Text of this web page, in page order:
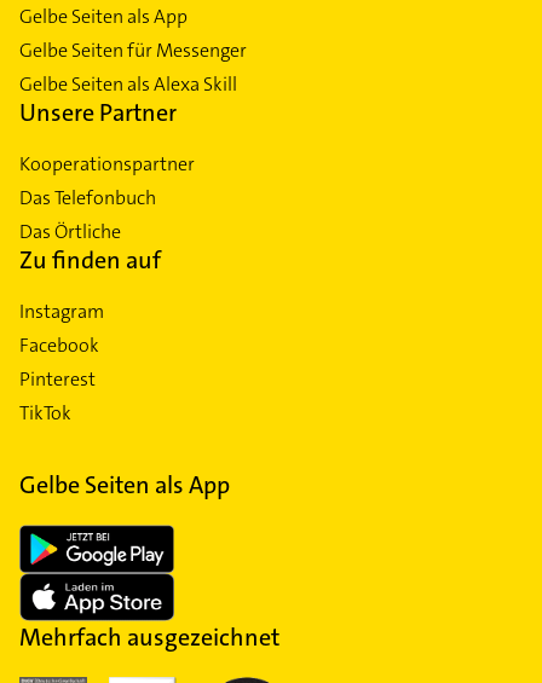
Gelbe Seiten als App
Gelbe Seiten für Messenger
Gelbe Seiten als Alexa Skill
Unsere Partner
Kooperationspartner
Das Telefonbuch
Das Örtliche
Zu finden auf
Instagram
Facebook
Pinterest
TikTok
Gelbe Seiten als App
Mehrfach ausgezeichnet